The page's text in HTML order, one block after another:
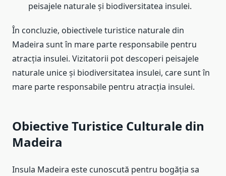
peisajele naturale și biodiversitatea insulei.
În concluzie, obiectivele turistice naturale din
Madeira sunt în mare parte responsabile pentru
atracția insulei. Vizitatorii pot descoperi peisajele
naturale unice și biodiversitatea insulei, care sunt în
mare parte responsabile pentru atracția insulei.
Obiective Turistice Culturale din
Madeira
Insula Madeira este cunoscută pentru bogăția sa